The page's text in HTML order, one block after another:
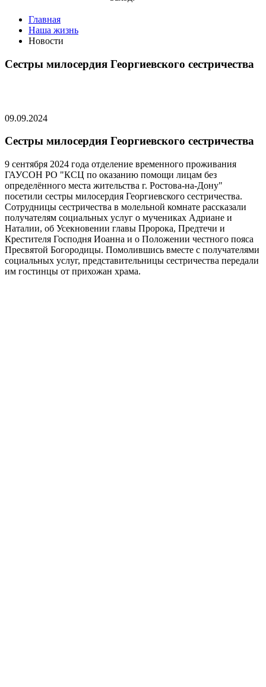
Главная
Наша жизнь
Новости
Сестры милосердия Георгиевского сестричества
09.09.2024
Сестры милосердия Георгиевского сестричества
9 сентября 2024 года отделение временного проживания
ГАУСОН РО "КСЦ по оказанию помощи лицам без
определённого места жительства г. Ростова-на-Дону"
посетили сестры милосердия Георгиевского сестричества.
Сотрудницы сестричества в молельной комнате рассказали
получателям социальных услуг о мучениках Адриане и
Наталии, об Усекновении главы Пророка, Предтечи и
Крестителя Господня Иоанна и о Положении честного пояса
Пресвятой Богородицы. Помолившись вместе с получателями
социальных услуг, представительницы сестричества передали
им гостинцы от прихожан храма.